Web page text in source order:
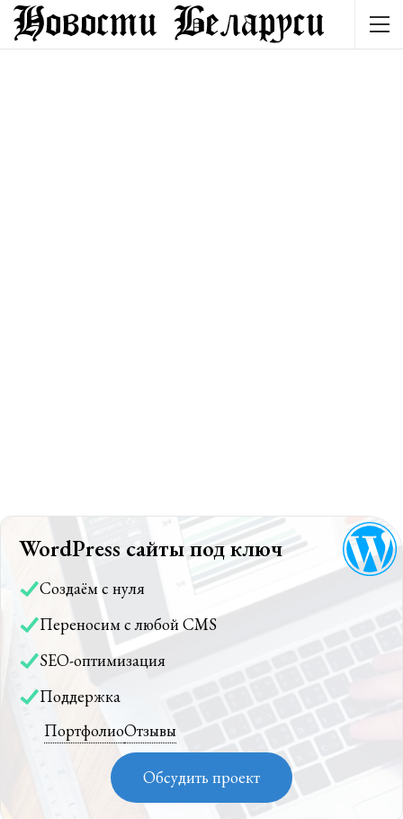
WordPress сайты под ключ
Создаём с нуля
Переносим с любой CMS
SEO-оптимизация
Поддержка
ПортфолиоОтзывы
Обсудить проект